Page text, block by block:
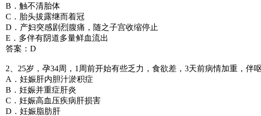
B．触不清胎体
C．胎头拔露继而着冠
D．产妇突感剧烈腹痛，随之子宫收缩停止
E．多伴有阴道多量鲜血流出
答案：D
2、25岁，孕34周，1周前开始有些乏力，食欲差，3天前病情加重，伴
A．妊娠肝内胆汁淤积症
B．妊娠并重症肝炎
C．妊娠高血压疾病肝损害
D．妊娠脂肪肝